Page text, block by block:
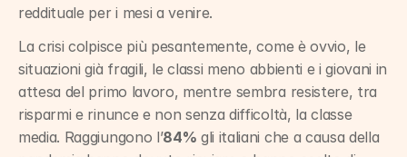
reddituale per i mesi a venire.
La crisi colpisce più pesantemente, come è ovvio, le
situazioni già fragili, le classi meno abbienti e i giovani in
attesa del primo lavoro, mentre sembra resistere, tra
risparmi e rinunce e non senza difficoltà, la classe
media. Raggiungono l’84% gli italiani che a causa della